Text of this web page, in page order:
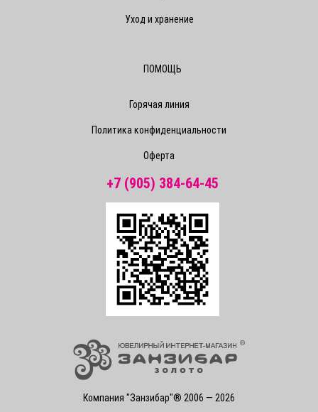
Компания "Занзибар"® 2006 — 2026
Уход и хранение
ПОМОЩЬ
Горячая линия
Политика конфиденциальности
Оферта
+7 (905) 384-64-45